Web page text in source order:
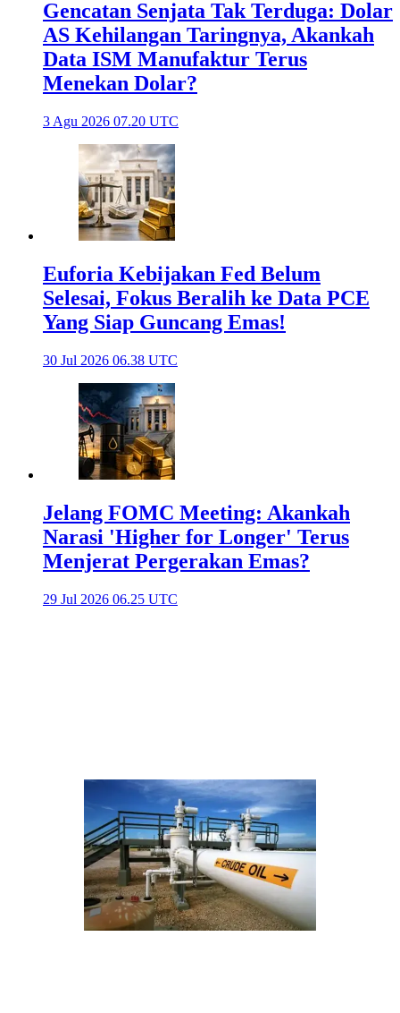
Gencatan Senjata Tak Terduga: Dolar
AS Kehilangan Taringnya, Akankah
Data ISM Manufaktur Terus
Menekan Dolar?
3 Agu 2026 07.20 UTC
Euforia Kebijakan Fed Belum
Selesai, Fokus Beralih ke Data PCE
Yang Siap Guncang Emas!
30 Jul 2026 06.38 UTC
Jelang FOMC Meeting: Akankah
Narasi 'Higher for Longer' Terus
Menjerat Pergerakan Emas?
29 Jul 2026 06.25 UTC